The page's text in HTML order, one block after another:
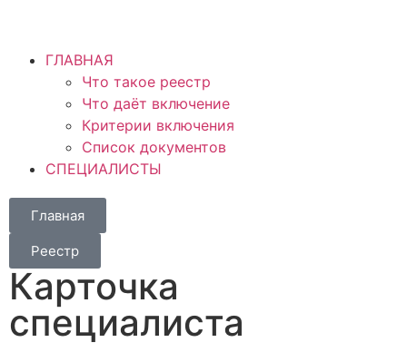
ГЛАВНАЯ
Что такое реестр
Что даёт включение
Критерии включения
Список документов
СПЕЦИАЛИСТЫ
Главная
Реестр
Карточка
специалиста